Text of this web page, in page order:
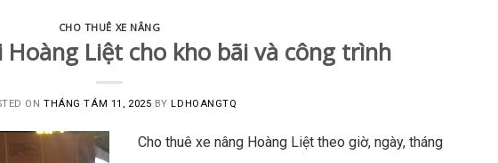
CHO THUÊ XE NÂNG
Hoàng Liệt cho kho bãi và công trình
ONTHÁNG TÁM 11, 2025 BYLDHOANGTQ
Cho thuê xe nâng Hoàng Liệt theo giờ, ngày, tháng